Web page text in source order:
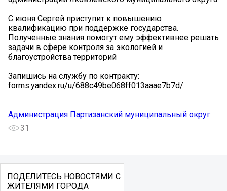
С июня Сергей приступит к повышению
квалификацию при поддержке государства.
Полученные знания помогут ему эффективнее решать
задачи в сфере контроля за экологией и
благоустройства территорий
Запишись на службу по контракту:
forms.yandex.ru/u/688c49be068ff013aaae7b7d/
Администрация Партизанский муниципальный округ
31
ПОДЕЛИТЕСЬ НОВОСТЯМИ С
ЖИТЕЛЯМИ ГОРОДА